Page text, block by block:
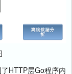
HTTP层Go程序内